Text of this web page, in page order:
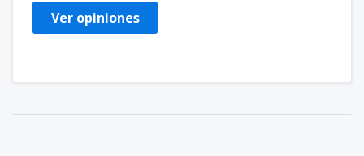
Ver opiniones